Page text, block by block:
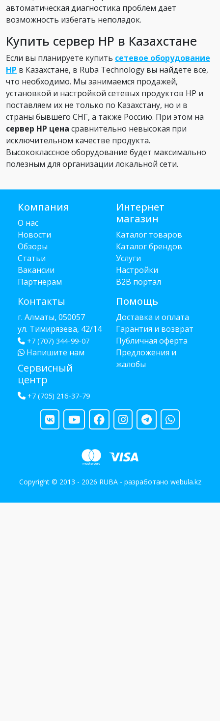
автоматическая диагностика проблем дает
возможность избегать неполадок.
Купить сервер HP в Казахстане
Если вы планируете купить сетевое оборудование
HP в Казахстане, в Ruba Technology вы найдете все,
что необходимо. Мы занимаемся продажей,
установкой и настройкой сетевых продуктов HP и
поставляем их не только по Казахстану, но и в
страны бывшего СНГ, а также Россию. При этом на
сервер HP цена сравнительно невысокая при
исключительном качестве продукта.
Высококлассное оборудование будет максимально
полезным для организации локальной сети.
Компания
О нас
Новости
Обзоры
Статьи
Вакансии
Партнёрам
Контакты
г. Алматы, 050057
ул. Тимирязева, 42/14
+7 (707) 344-99-07
Напишите нам
Сервисный
центр
+7 (705) 216-37-79
Интернет
магазин
Каталог товаров
Каталог брендов
Услуги
Настройки
B2B портал
Помощь
Доставка и оплата
Гарантия и возврат
Публичная оферта
Предложения и
жалобы
Copyright © 2013 - 2026 RUBA - разработано webula.kz